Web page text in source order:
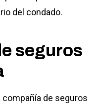
del condado.
seguros
de seguros